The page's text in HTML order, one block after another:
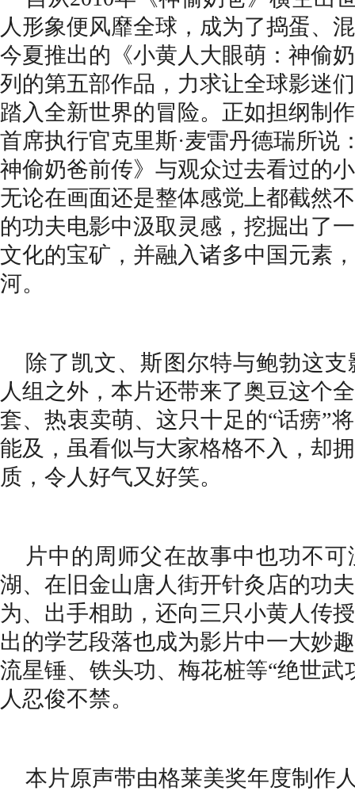
人形象便风靡全球，成为了捣蛋、
今夏推出的 《小黄人大眼萌 ： 神偷
列的第五部作品 ， 力求让全球影迷
踏入全新世界的冒险。 正如担纲制
首席执行官克里斯·麦雷丹德瑞所说
神偷奶爸前传》 与观众过去看过的
无论在画面还是整体感觉上都截然
的功夫电影中汲取灵感 ， 挖掘出了
文化的宝矿 ， 并融入诸多中国元素 ，
河。
除了凯文、斯图尔特与鲍勃这支
人组之外 ， 本片还带来了奥豆这个
套、热衷卖萌、这只十足的“话痨”将
能及， 虽看似与大家格格不入 ， 却
质 ， 令人好气又好笑。
片中的周师父在故事中也功不可
湖、 在旧金山唐人街开针灸店的功
为、 出手相助 ， 还向三只小黄人传
出的学艺段落也成为影片中一大妙
流星锤、铁头功、梅花桩等“绝世武
人忍俊不禁。
本片原声带由格莱美奖年度制作